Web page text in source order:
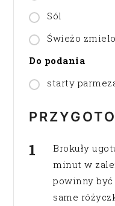
Sól
Świeżo
Do podania
starty
Brokuły
minut w
powinny być
same